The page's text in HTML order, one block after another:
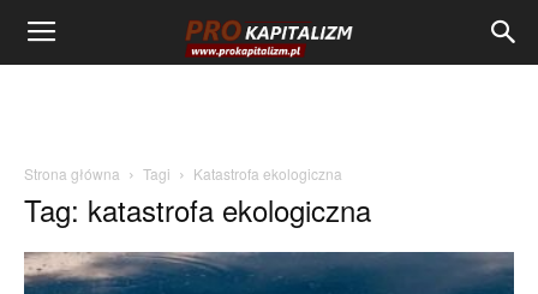
Strona główna Tagi Katastrofa ekologiczna
Tag: katastrofa ekologiczna